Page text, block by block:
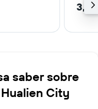
3,3
saber sobre
City